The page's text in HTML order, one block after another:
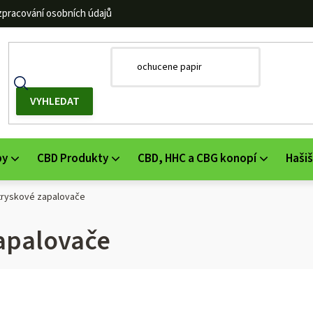
osobních údajů
CBD Produkty CBD, HHC a CBG konopí Hašiš
zapalovače